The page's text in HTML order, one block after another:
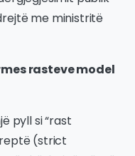
me ministritë
rasteve model
pyll si “rast
(strict